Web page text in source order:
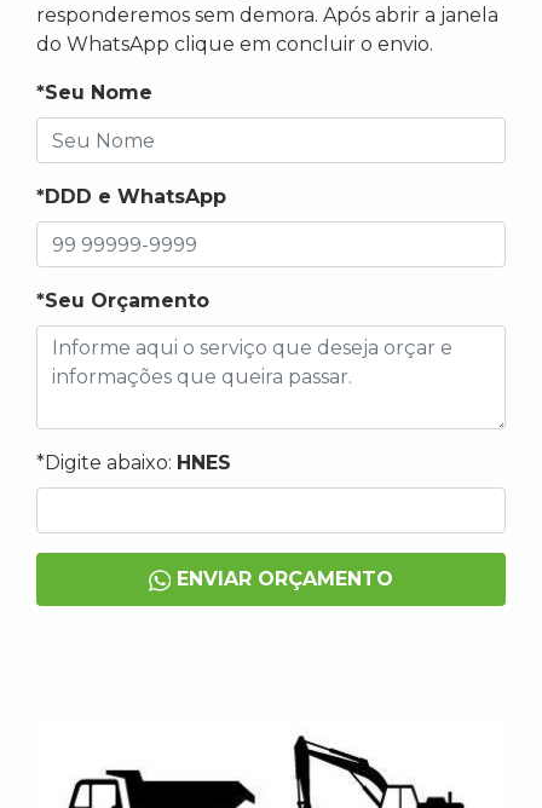
responderemos sem demora. Após abrir a janela
do WhatsApp clique em concluir o envio.
*Seu Nome
*DDD e WhatsApp
*Seu Orçamento
*Digite abaixo: HNES
ENVIAR ORÇAMENTO